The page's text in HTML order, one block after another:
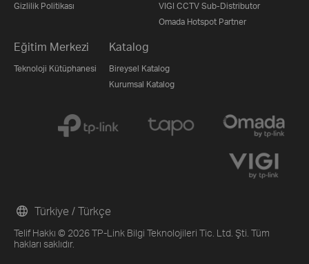
Gizlilik Politikası
VIGI CCTV Sub-Distributor
Omada Hotspot Partner
Eğitim Merkezi
Teknoloji Kütüphanesi
Katalog
Bireysel Katalog
Kurumsal Katalog
Telif Hakkı © 2026 TP-Link Bilgi Teknolojileri Tic. Ltd. Şti. Tüm
hakları saklıdır.
Türkiye / Türkçe